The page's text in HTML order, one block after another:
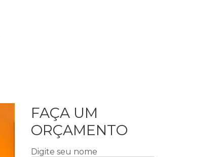
FAÇA UM
ORÇAMENTO
Digite seu nome